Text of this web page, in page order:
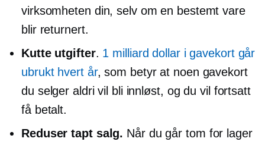
virksomheten din, selv om en bestemt vare
blir returnert.
Kutte utgifter. 1 milliard dollar i gavekort går
ubrukt hvert år, som betyr at noen gavekort
du selger aldri vil bli innløst, og du vil fortsatt
få betalt.
Reduser tapt salg. Når du går tom for lager